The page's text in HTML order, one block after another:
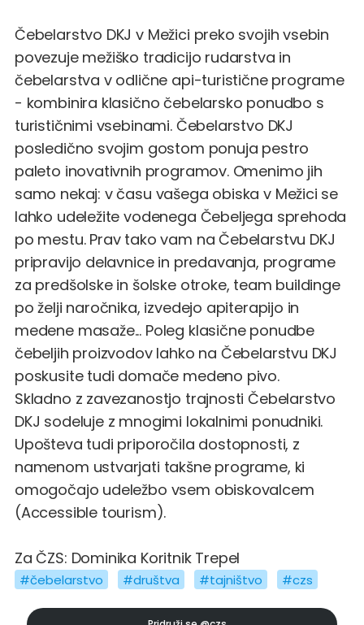
Čebelarstvo DKJ v Mežici preko svojih vsebin
povezuje mežiško tradicijo rudarstva in
čebelarstva v odlične api-turistične programe
- kombinira klasično čebelarsko ponudbo s
turističnimi vsebinami. Čebelarstvo DKJ
posledično svojim gostom ponuja pestro
paleto inovativnih programov. Omenimo jih
samo nekaj: v času vašega obiska v Mežici se
lahko udeležite vodenega Čebeljega sprehoda
po mestu. Prav tako vam na Čebelarstvu DKJ
pripravijo delavnice in predavanja, programe
za predšolske in šolske otroke, team buildinge
po želji naročnika, izvedejo apiterapijo in
medene masaže... Poleg klasične ponudbe
čebeljih proizvodov lahko na Čebelarstvu DKJ
poskusite tudi domače medeno pivo.
Skladno z zavezanostjo trajnosti Čebelarstvo
DKJ sodeluje z mnogimi lokalnimi ponudniki.
Upošteva tudi priporočila dostopnosti, z
namenom ustvarjati takšne programe, ki
omogočajo udeležbo vsem obiskovalcem
(Accessible tourism).
Za ČZS: Dominika Koritnik Trepel
#čebelarstvo #društva #tajništvo #czs